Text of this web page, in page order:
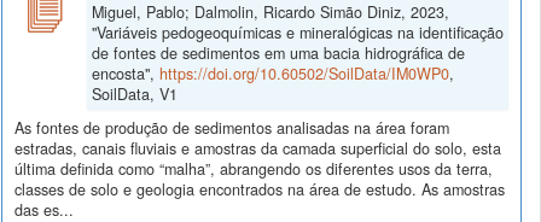
Miguel, Pablo; Dalmolin, Ricardo Simão Diniz, 2023,
"Variáveis pedogeoquímicas e mineralógicas na identificação
de fontes de sedimentos em uma bacia hidrográfica de
encosta", https://doi.org/10.60502/SoilData/IM0WP0,
SoilData, V1
As fontes de produção de sedimentos analisadas na área foram
estradas, canais fluviais e amostras da camada superficial do solo, esta
última definida como “malha”, abrangendo os diferentes usos da terra,
classes de solo e geologia encontrados na área de estudo. As amostras
das es...